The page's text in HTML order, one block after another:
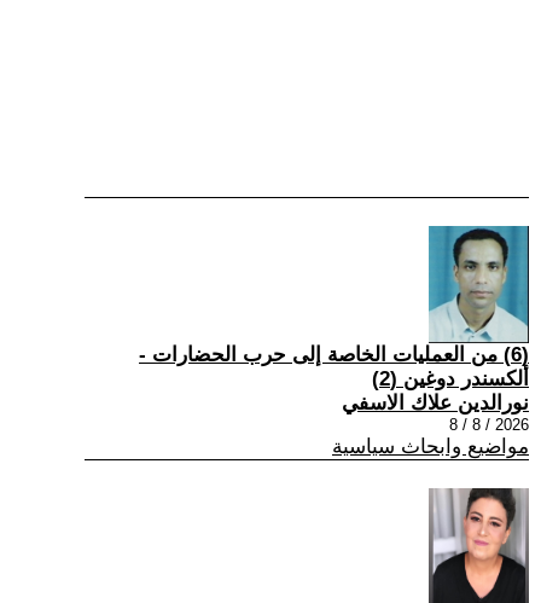
(6) من العمليات الخاصة إلى حرب الحضارات -
ألكسندر دوغين (2)
نورالدين علاك الاسفي
2026 / 8 / 8
مواضيع وابحاث سياسية